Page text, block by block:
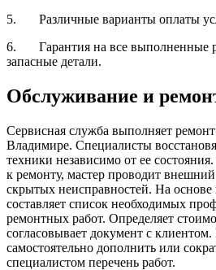
5. Различные варианты оплаты
6. Гарантия на все выполненные
запасные детали.
Обслуживание и
Сервисная служба выполняет
Владимире. Специалисты
техники независимо от ее
к ремонту, мастер проводит
скрытых неисправностей. На
составляет список необходимых
ремонтных работ. Определяет
согласовывает документ с
самостоятельно дополнить или
специалистом перечень работ.